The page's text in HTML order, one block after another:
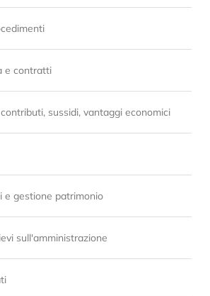
e contratti
sussidi, vantaggi economici
e gestione patrimonio
sull'amministrazione